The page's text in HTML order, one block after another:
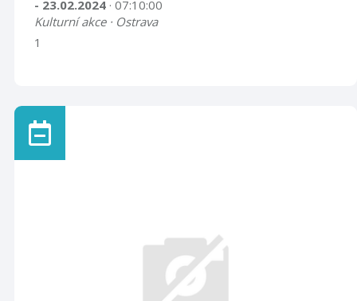
- 23.02.2024 · 07:10:00
Kulturní akce · Ostrava
1